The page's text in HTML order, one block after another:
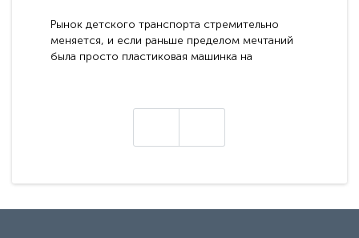
Рынок детского транспорта стремительно
меняется, и если раньше пределом мечтаний
была просто пластиковая машинка на